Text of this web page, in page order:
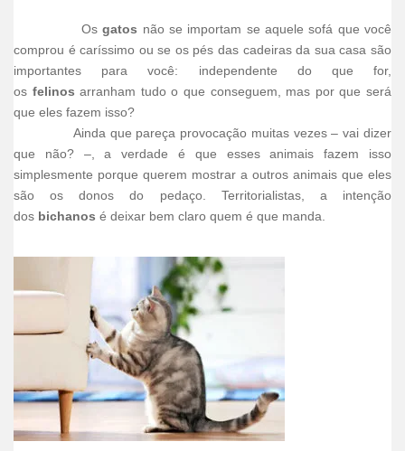
Osgatos não se importam se aquele sofá que você
comprou é caríssimo ou se os pés das cadeiras da sua casa são
importantes para você: independente do que for,
os felinos arranham tudo o que conseguem, mas por que será
que eles fazem isso?
Ainda que pareça provocação muitas vezes – vai dizer
que não? –, a verdade é que esses animais fazem isso
simplesmente porque querem mostrar a outros animais que eles
são os donos do pedaço. Territorialistas, a intenção
dos bichanos é deixar bem claro quem é que manda.